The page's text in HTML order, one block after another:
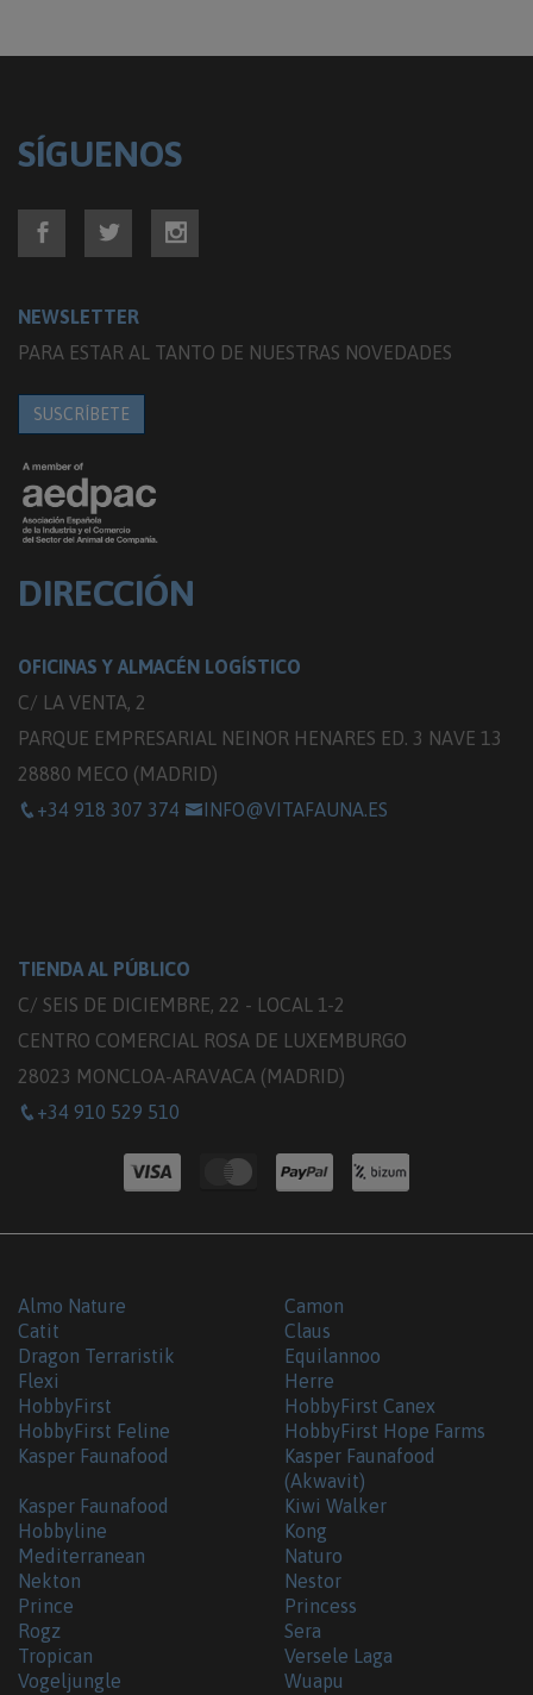
SÍGUENOS
NEWSLETTER
PARA ESTAR AL TANTO DE NUESTRAS NOVEDADES
SUSCRÍBETE
DIRECCIÓN
OFICINAS Y ALMACÉN LOGÍSTICO
C/ LA VENTA, 2
PARQUE EMPRESARIAL NEINOR HENARES ED. 3 NAVE 13
28880 MECO (MADRID)
+34 918 307 374
INFO@VITAFAUNA.ES
TIENDA AL PÚBLICO
C/ SEIS DE DICIEMBRE, 22 - LOCAL 1-2
CENTRO COMERCIAL ROSA DE LUXEMBURGO
28023 MONCLOA-ARAVACA (MADRID)
+34 910 529 510
Almo Nature
Camon
Catit
Claus
Dragon Terraristik
Equilannoo
Flexi
Herre
HobbyFirst
HobbyFirst Canex
HobbyFirst Feline
HobbyFirst Hope Farms
Kasper Faunafood
Kasper Faunafood
(Akwavit)
Kasper Faunafood
Hobbyline
Kiwi Walker
Kong
Mediterranean
Naturo
Nekton
Nestor
Prince
Princess
Rogz
Sera
Tropican
Versele Laga
Vogeljungle
Wuapu